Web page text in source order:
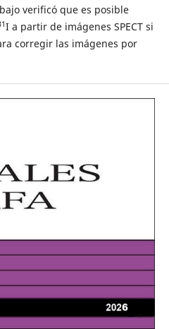
verificó que es posible
I a partir de imágenes SPECT si
corregir las imágenes por